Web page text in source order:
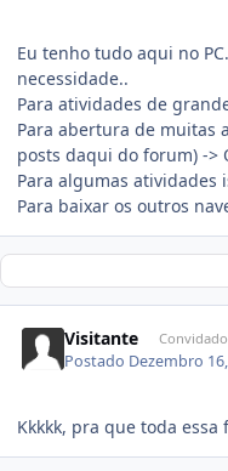
Eu tenho tudo aqui no
necessidade..
Para atividades de
Para abertura de muitas
posts daqui do forum) ->
Para algumas atividades
Para baixar os outros
Visitante Convidado
Postado Dezembro
Kkkkk, pra que toda essa